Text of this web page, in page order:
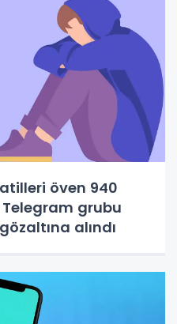
öven 940
grubu
alındı